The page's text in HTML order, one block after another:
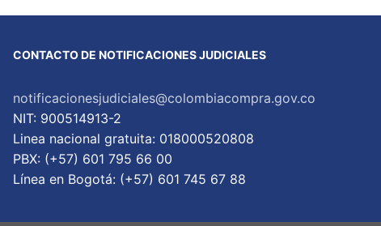
CONTACTO DE NOTIFICACIONES JUDICIALES
notificacionesjudiciales@colombiacompra.gov.co
NIT: 900514913-2
Linea nacional gratuita: 018000520808
PBX: (+57) 601 795 66 00
Lí­nea en Bogotá: (+57) 601 745 67 88